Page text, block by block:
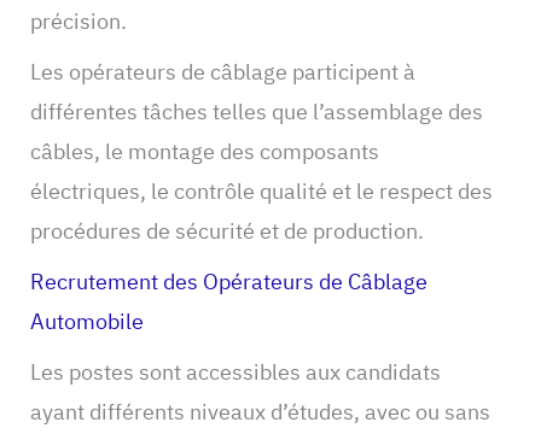
précision.
Les opérateurs de câblage participent à
différentes tâches telles que l’assemblage des
câbles, le montage des composants
électriques, le contrôle qualité et le respect des
procédures de sécurité et de production.
Recrutement des Opérateurs de Câblage
Automobile
Les postes sont accessibles aux candidats
ayant différents niveaux d’études, avec ou sans